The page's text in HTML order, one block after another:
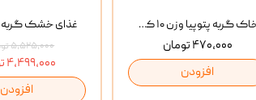
۵,۵۲۵,۰۰۰ تومان
۴,۴۹۹,۰۰۰ تومان
افزودن
خاک گربه پتوپیا وزن ۱۰ کیلوگرم
۴۷۰,۰۰۰ تومان
افزودن